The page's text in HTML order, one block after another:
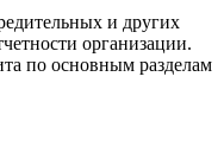
и других
организации.
по основным разделам